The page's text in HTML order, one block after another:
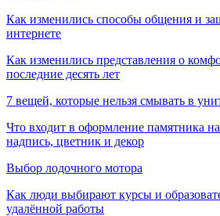
Как изменились способы общения и
интернете
Как изменились представления о
последние десять лет
7 вещей, которые нельзя смывать в
Что входит в оформление памятника
надпись, цветник и декор
Выбор лодочного мотора
Как люди выбирают курсы и
удалённой работы